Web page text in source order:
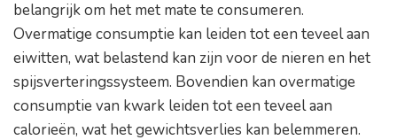
belangrijk om het met mate te consumeren.
Overmatige consumptie kan leiden tot een teveel aan
eiwitten, wat belastend kan zijn voor de nieren en het
spijsverteringssysteem. Bovendien kan overmatige
consumptie van kwark leiden tot een teveel aan
calorieën, wat het gewichtsverlies kan belemmeren.